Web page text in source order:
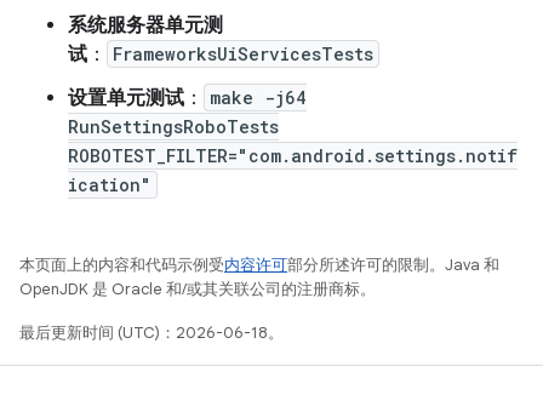
系统服务器单元测
试 ： FrameworksUiServicesTests
设置单元测试 ：
make -j64
RunSettingsRoboTests
ROBOTEST_FILTER="com.android.settings.notif
ication"
本页面上的内容和代码示例受内容许可部分所述许可的限制。Java 和
OpenJDK 是 Oracle 和/或其关联公司的注册商标。
最后更新时间 (UTC)：2026-06-18。